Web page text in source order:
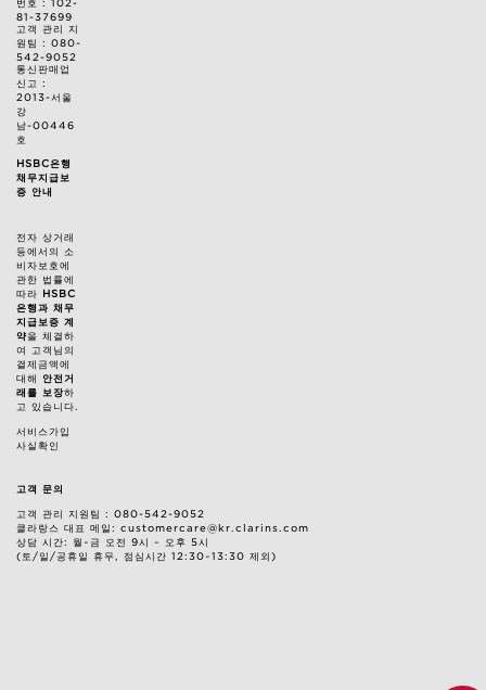
81-37699
고객 관리 지
원팀 : 080-
542-9052
통신판매업
신고 :
2013-서울
강
남-00446
호
HSBC은행
채무지급보
증 안내
전자 상거래
등에서의 소
비자보호에
관한 법률에
따라 HSBC
은행과 채무
지급보증 계
약을 체결하
여 고객님의
결제금액에
대해 안전거
래를 보장하
고 있습니다.
서비스가입
사실확인
고객 문의
고객 관리 지원팀 : 080-542-9052
클라랑스 대표 메일: customercare@kr.clarins.com
상담 시간: 월~금 오전 9시 ~ 오후 5시
(토/일/공휴일 휴무, 점심시간 12:30~13:30 제외)